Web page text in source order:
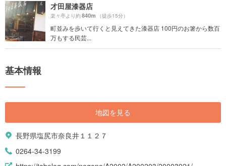
才田屋漆器店
楽々亭より約840m （徒歩15分）
町並みを歩いて行くと見えてきた漆器店 100円のお箸から数百
万もする民芸...
基本情報
地図を見る
長野県塩尻市奈良井１１２７
0264-34-3199